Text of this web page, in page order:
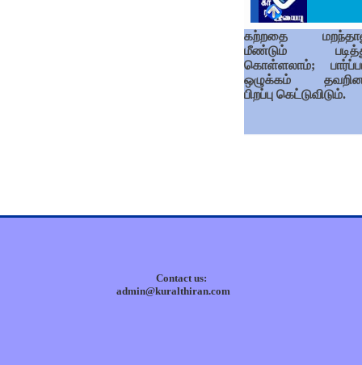
கற்றதை
மீண்டும்
கொள்ளலாம்;
ஒழுக்கம்
பிறப்பு கெட்டுவிடும்.
Contact us:
admin@kuralthiran.com